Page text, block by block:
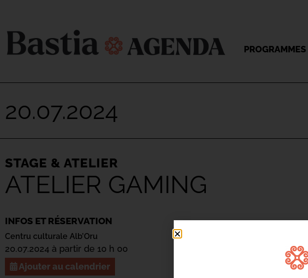
PROGRAMMES
20.07.2024
STAGE & ATELIER
ATELIER GAMING
INFOS ET RÉSERVATION
Centru culturale Alb’Oru
20.07.2024 à partir de 10 h 00
Ajouter au calendrier